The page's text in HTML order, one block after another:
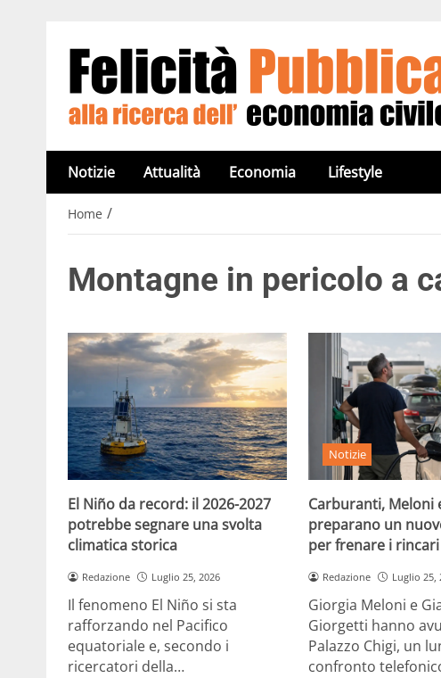
Notizie Attualità Economia Lifestyle
Home /
Montagne in pericolo a
El Niño da record: il 2026-2027
potrebbe segnare una svolta
climatica storica
Redazione Luglio 25, 2026
Il fenomeno El Niño si sta
rafforzando nel Pacifico
equatoriale e, secondo i
ricercatori della…
Notizie
Carburanti, Meloni
preparano un
per frenare i rincari
Redazione Luglio 25,
Giorgia Meloni e
Giorgetti hanno
Palazzo Chigi, un
confronto